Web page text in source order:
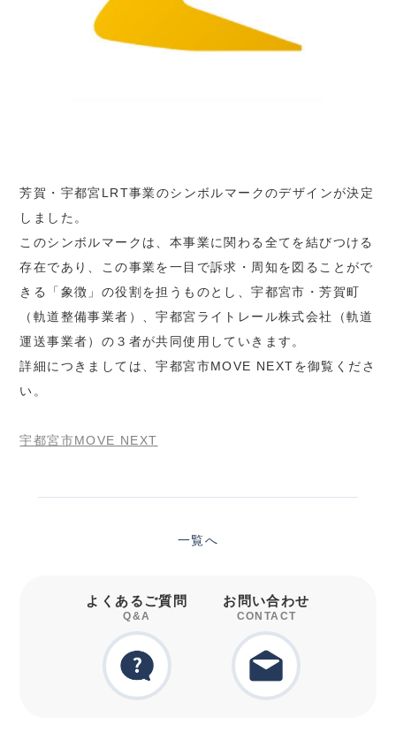
芳賀・宇都宮LRT事業のシンボルマークのデザインが決定
しました。
このシンボルマークは、本事業に関わる全てを結びつける
存在であり、この事業を一目で訴求・周知を図ることがで
きる「象徴」の役割を担うものとし、宇都宮市・芳賀町
（軌道整備事業者）、宇都宮ライトレール株式会社（軌道
運送事業者）の３者が共同使用していきます。
詳細につきましては、宇都宮市MOVE NEXTを御覧くださ
い。
宇都宮市MOVE NEXT
一覧へ
よくあるご質問
Q&A
お問い合わせ
CONTACT